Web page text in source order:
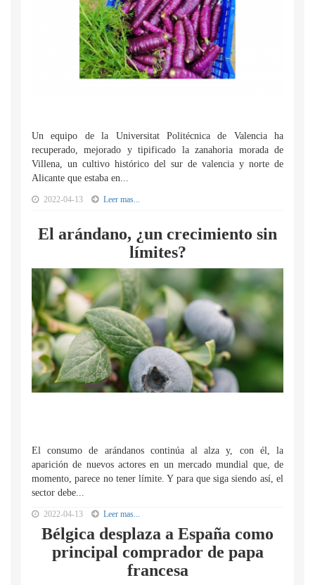
Un equipo de la Universitat Politécnica de Valencia ha
recuperado, mejorado y tipificado la zanahoria morada de
Villena, un cultivo histórico del sur de valencia y norte de
Alicante que estaba en...
2022-04-13 Leer mas...
El arándano, ¿un crecimiento sin
límites?
El consumo de arándanos continúa al alza y, con él, la
aparición de nuevos actores en un mercado mundial que, de
momento, parece no tener límite. Y para que siga siendo así, el
sector debe...
2022-04-13 Leer mas...
Bélgica desplaza a España como
principal comprador de papa
francesa